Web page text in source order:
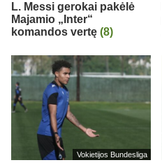
L. Messi gerokai pakėlė
Majamio „Inter“
komandos vertę (8)
Vokietijos Bundesliga